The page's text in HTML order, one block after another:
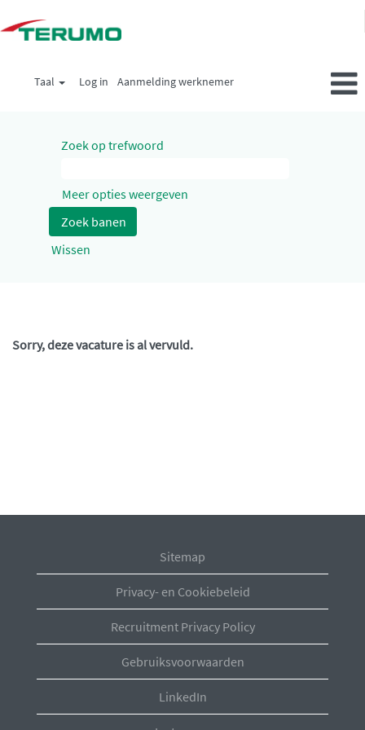
Taal Log in Aanmelding werknemer
Zoek op trefwoord
Meer opties weergeven
Wissen
Sorry, deze vacature is al vervuld.
Sitemap
Privacy- en Cookiebeleid
Recruitment Privacy Policy
Gebruiksvoorwaarden
LinkedIn